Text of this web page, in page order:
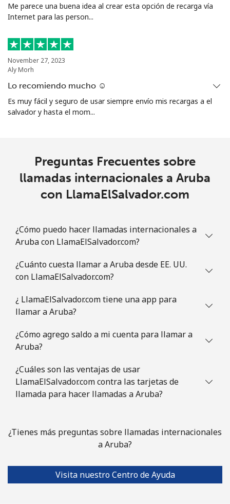
Aruba
Línea fija ⁦12.9¢⁩
Celular
Ascension Island
Australia
Línea fija ⁦2¢⁩ 500 min por ⁦€10⁩
Austria
Línea fija ⁦2¢⁩
Celular ⁦3¢⁩ 333 min por ⁦€10⁩
Línea fija
Celular
Me parece una buena idea al crear esta opción de recarga vía
Internet para las person...
November 27, 2023
Aly Morh
Lo recomiendo mucho ☺️
Es muy fácil y seguro de usar siempre envío mis recargas a el
salvador y hasta el mom...
Preguntas Frecuentes sobre
llamadas internacionales a Aruba
con LlamaElSalvador.com
¿Cómo puedo hacer llamadas internacionales a
Aruba con LlamaElSalvador.com?
¿Cuánto cuesta llamar a Aruba desde EE. UU.
con LlamaElSalvador.com?
¿ LlamaElSalvador.com tiene una app para
llamar a Aruba?
¿Cómo agrego saldo a mi cuenta para llamar a
Aruba?
¿Cuáles son las ventajas de usar
LlamaElSalvador.com contra las tarjetas de
llamada para hacer llamadas a Aruba?
¿Tienes más preguntas sobre llamadas internacionales
a Aruba?
Visita nuestro Centro de Ayuda